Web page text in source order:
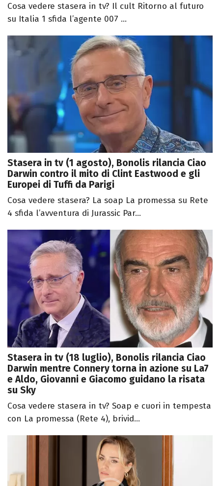
Cosa vedere stasera in tv? Il cult Ritorno al futuro
su Italia 1 sfida l’agente 007 ...
Stasera in tv (1 agosto), Bonolis rilancia Ciao
Darwin contro il mito di Clint Eastwood e gli
Europei di Tuffi da Parigi
Cosa vedere stasera? La soap La promessa su Rete
4 sfida l’avventura di Jurassic Par...
Stasera in tv (18 luglio), Bonolis rilancia Ciao
Darwin mentre Connery torna in azione su La7
e Aldo, Giovanni e Giacomo guidano la risata
su Sky
Cosa vedere stasera in tv? Soap e cuori in tempesta
con La promessa (Rete 4), brivid...